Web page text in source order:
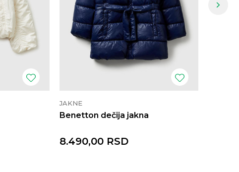
JAKNE
Benetton dečija jakna
8.490,00 RSD